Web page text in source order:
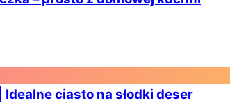
ciasto na słodki deser